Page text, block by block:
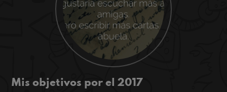
Mis objetivos por el 2017